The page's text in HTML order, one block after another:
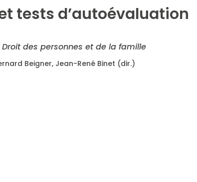
tests d’autoévaluation
Droit des personnes et de la famille
Beigner, Jean-René Binet (dir.)